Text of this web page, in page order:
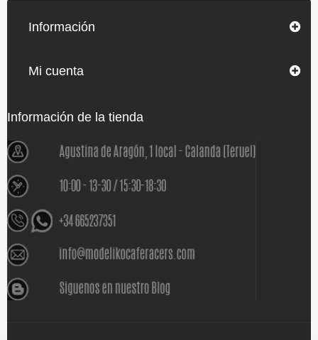
Información
Mi cuenta
Información de la tienda